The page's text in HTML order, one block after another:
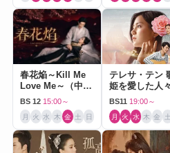
春花焔～Kill Me
Love Me～（中国
ドラマ）
BS 12 15:00～
月 火 水 木 金 土 日
テレサ・テン
姫を愛した人々
BS11 19:00～
月 火 水 木 金 土